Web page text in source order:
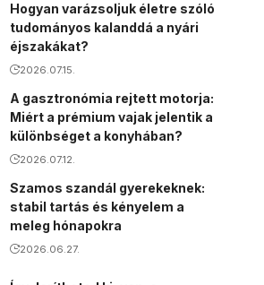
Hogyan varázsoljuk életre szóló
tudományos kalanddá a nyári
éjszakákat?
2026.07.15.
A gasztronómia rejtett motorja:
Miért a prémium vajak jelentik a
különbséget a konyhában?
2026.07.12.
Szamos szandál gyerekeknek:
stabil tartás és kényelem a
meleg hónapokra
2026.06.27.